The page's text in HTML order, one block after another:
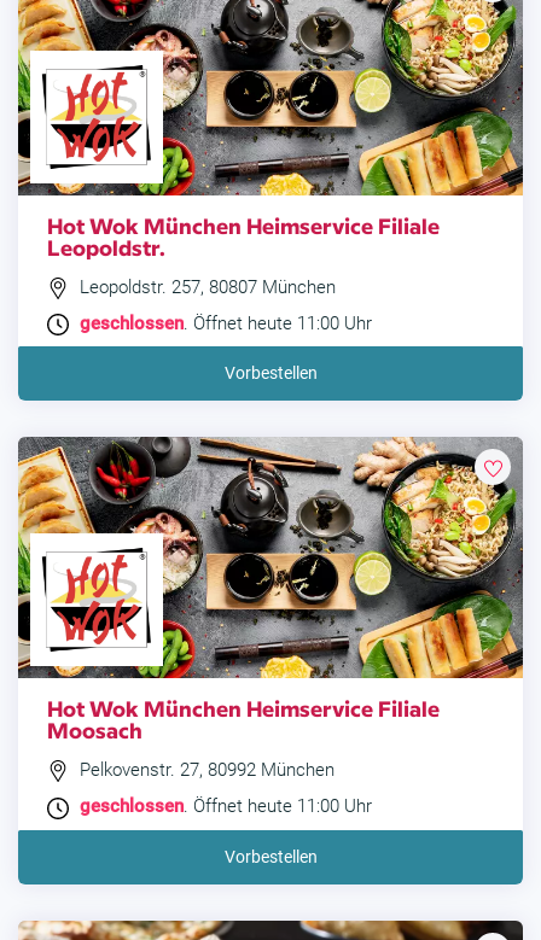
Hot Wok München Heimservice Filiale
Leopoldstr.
Leopoldstr. 257, 80807 München
geschlossen. Öffnet heute 11:00 Uhr
Vorbestellen
Hot Wok München Heimservice Filiale
Moosach
Pelkovenstr. 27, 80992 München
geschlossen. Öffnet heute 11:00 Uhr
Vorbestellen